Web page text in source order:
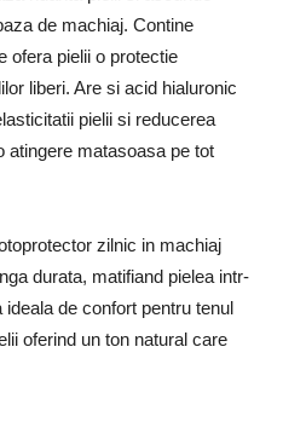
de machiaj. Contine
ofera pielii o protectie
liberi. Are si acid hialuronic
pielii si reducerea
atingere matasoasa pe tot
zilnic in machiaj
durata, matifiand pielea intr-
de confort pentru tenul
oferind un ton natural care